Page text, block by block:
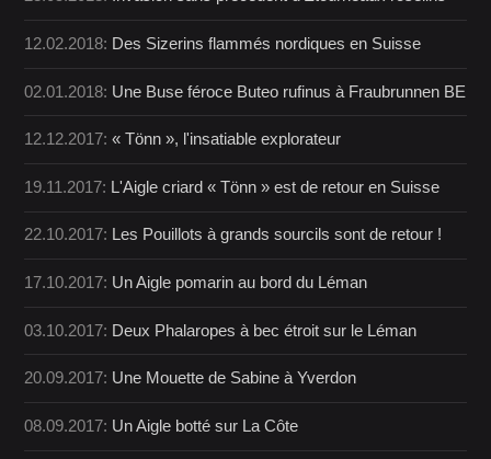
12.02.2018: Des Sizerins flammés nordiques en Suisse
02.01.2018: Une Buse féroce Buteo rufinus à Fraubrunnen BE
12.12.2017:« Tönn », l'insatiable explorateur
19.11.2017: L'Aigle criard « Tönn » est de retour en Suisse
22.10.2017: Les Pouillots à grands sourcils sont de retour !
17.10.2017: Un Aigle pomarin au bord du Léman
03.10.2017: Deux Phalaropes à bec étroit sur le Léman
20.09.2017: Une Mouette de Sabine à Yverdon
08.09.2017: Un Aigle botté sur La Côte